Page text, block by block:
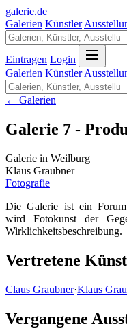
galerie.de
Galerien Künstler
Eintragen Login
Galerien Künstler
← Galerien
Galerie 7 -
Galerie in Weilburg
Klaus Graubner
Fotografie
Die Galerie ist ein Forum
wird Fotokunst der
Wirklichkeitsbeschreibung.
Vertretene
Claus Graubner·Klaus
Vergangene